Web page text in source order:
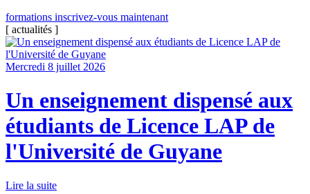
formations inscrivez-vous maintenant
[ actualités ]
Mercredi 8 juillet 2026
Un enseignement dispensé aux
étudiants de Licence LAP de
l'Université de Guyane
Lire la suite